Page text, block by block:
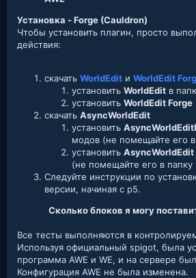
Установка - Forge (Cauldron)
Чтобы установить плагин, просто
действия:
скачать WorldEdit и WorldEdit
установить WorldEdit в
установить WorldEdit Forge
скачать AsyncWorldEdit
установить
модов (не помещайте его в
установить AsyncWorldEdit
(не помещайте его в папку
Следуйте инструкции по
версии, начиная с p5.
Сколько блоков я могу
Все тесты выполняются в
Используя официальный spigot, была
программа AWE и WE, и на сервере
Конфигурация AWE не была изменена.